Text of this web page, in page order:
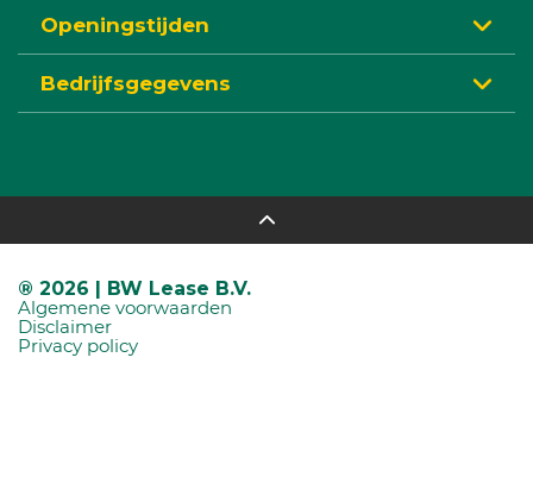
Openingstijden
Bedrijfsgegevens
® 2026 | BW Lease B.V.
Algemene voorwaarden
Disclaimer
Privacy policy